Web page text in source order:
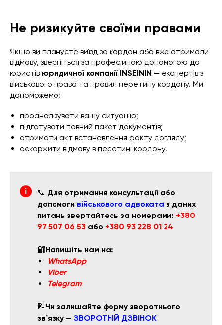
Не ризикуйте своїми правами
Якщо ви плануєте виїзд за кордон або вже отримали
відмову, зверніться за професійною допомогою до
юристів юридичної компанії INSEININ — експертів з
військового права та правил перетину кордону. Ми
допоможемо:
проаналізувати вашу ситуацію;
підготувати повний пакет документів;
отримати акт встановлення факту догляду;
оскаржити відмову в перетині кордону.
📞 Для отримання консультації або
допомоги військового адвоката з даних
питань звертайтесь за номерами: +380
97 507 06 53 або +380 93 228 01 24
🔐Напишіть нам на:
WhatsApp
Viber
Telegram
📝Чи залишайте форму зворотнього
звʼязку — ЗВОРОТНІЙ ДЗВІНОК